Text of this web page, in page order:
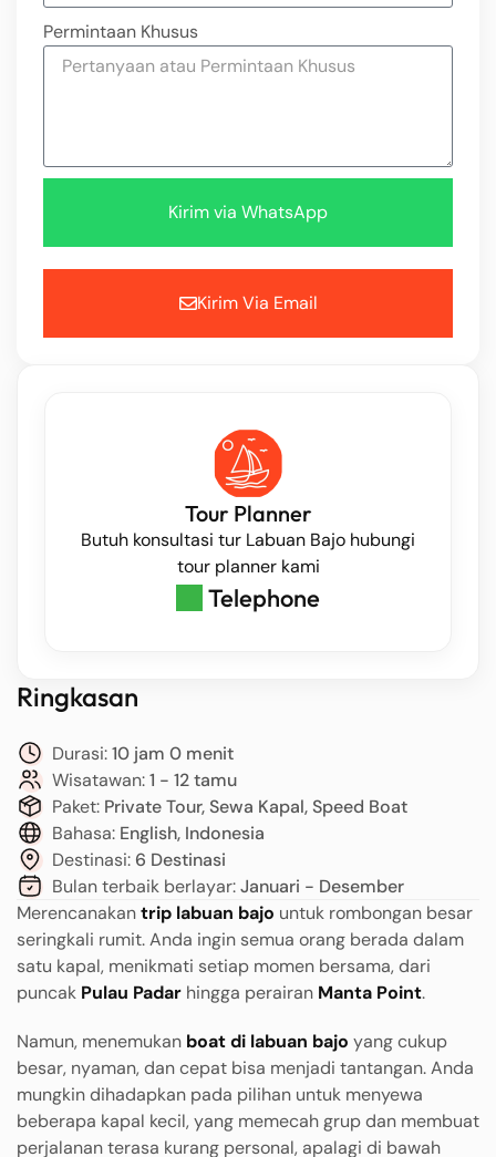
Ringkasan
Durasi:10 jam 0 menit
Wisatawan:1 - 12 tamu
Paket: Private Tour, Sewa Kapal, Speed Boat
Bahasa: English, Indonesia
Destinasi: 6 Destinasi
Bulan terbaik berlayar:Januari - Desember
Merencanakantrip labuan bajo untuk rombongan besar
seringkali rumit. Anda ingin semua orang berada dalam
satu kapal, menikmati setiap momen bersama, dari
puncak Pulau Padar hingga perairan Manta Point.
Namun, menemukan boat di labuan bajo yang cukup
besar, nyaman, dan cepat bisa menjadi tantangan. Anda
mungkin dihadapkan pada pilihan untuk menyewa
beberapa kapal kecil, yang memecah grup dan membuat
perjalanan terasa kurang personal, apalagi di bawah
Permintaan Khusus
Kirim via WhatsApp
Kirim Via Email
Tour Planner
Butuh konsultasi tur Labuan Bajo hubungi
tour planner kami
Telephone